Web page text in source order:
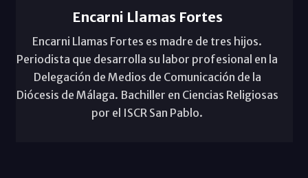
Encarni Llamas Fortes
Encarni Llamas Fortes es madre de tres hijos.
Periodista que desarrolla su labor profesional en la
Delegación de Medios de Comunicación de la
Diócesis de Málaga. Bachiller en Ciencias Religiosas
por el ISCR San Pablo.